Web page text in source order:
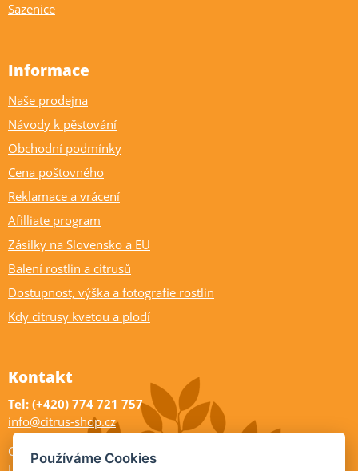
Sazenice
Informace
Naše prodejna
Návody k pěstování
Obchodní podmínky
Cena poštovného
Reklamace a vrácení
Afilliate program
Zásilky na Slovensko a EU
Balení rostlin a citrusů
Dostupnost, výška a fotografie rostlin
Kdy citrusy kvetou a plodí
Kontakt
Tel: (+420) 774 721 757
info@citrus-shop.cz
Citrus shop zahradnictví
Používáme Cookies